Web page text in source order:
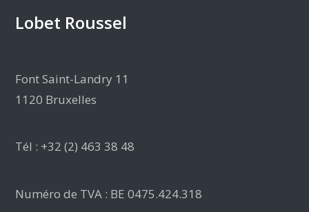
Lobet Roussel
Font Saint-Landry 11
1120 Bruxelles
Tél : +32 (2) 463 38 48
Numéro de TVA : BE 0475.424.318